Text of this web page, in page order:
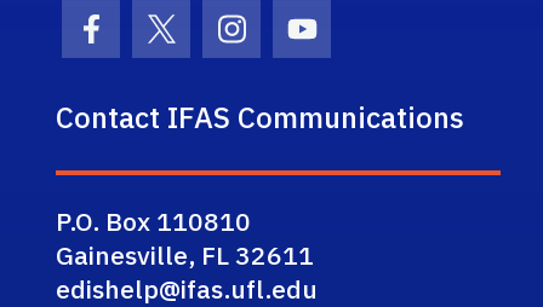
Facebook Icon
Twitter IconInstagram Icon
Youtube Icon
Contact IFAS Communications
P.O. Box 110810
Gainesville, FL 32611
edishelp@ifas.ufl.edu